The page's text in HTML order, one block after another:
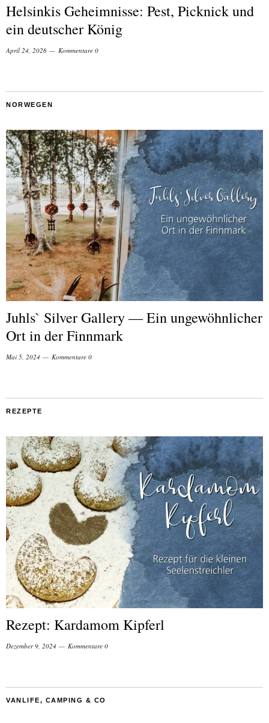
Helsinkis Geheimnisse: Pest, Picknick und
ein deutscher König
April 24, 2026 Kommentare 0
NORWEGEN
Juhls` Silver Gallery — Ein ungewöhnlicher
Ort in der Finnmark
Mai 5, 2024 Kommentare 0
REZEPTE
Rezept: Kardamom Kipferl
Dezember 9, 2024 Kommentare 0
VANLIFE, CAMPING & CO